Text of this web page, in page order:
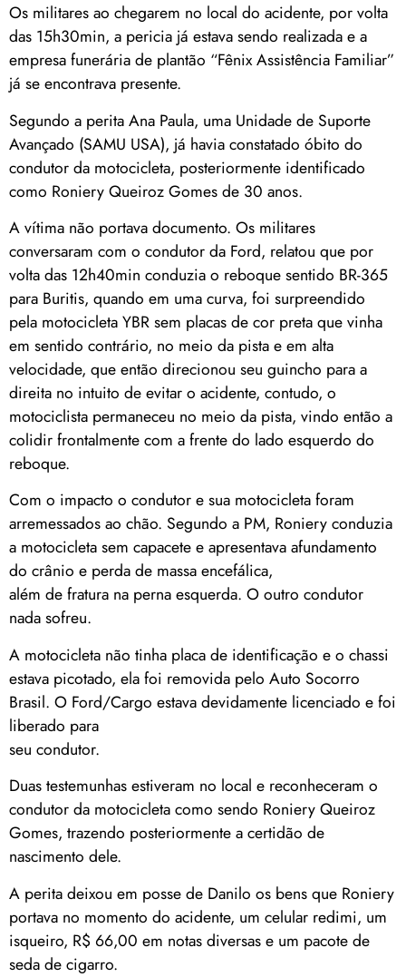
Os militares ao chegarem no local do acidente, por volta
das 15h30min, a pericia já estava sendo realizada e a
empresa funerária de plantão “Fênix Assistência Familiar”
já se encontrava presente.
Segundo a perita Ana Paula, uma Unidade de Suporte
Avançado (SAMU USA), já havia constatado óbito do
condutor da motocicleta, posteriormente identificado
como Roniery Queiroz Gomes de 30 anos.
A vítima não portava documento. Os militares
conversaram com o condutor da Ford, relatou que por
volta das 12h40min conduzia o reboque sentido BR-365
para Buritis, quando em uma curva, foi surpreendido
pela motocicleta YBR sem placas de cor preta que vinha
em sentido contrário, no meio da pista e em alta
velocidade, que então direcionou seu guincho para a
direita no intuito de evitar o acidente, contudo, o
motociclista permaneceu no meio da pista, vindo então a
colidir frontalmente com a frente do lado esquerdo do
reboque.
Com o impacto o condutor e sua motocicleta foram
arremessados ao chão. Segundo a PM, Roniery conduzia
a motocicleta sem capacete e apresentava afundamento
do crânio e perda de massa encefálica,
além de fratura na perna esquerda. O outro condutor
nada sofreu.
A motocicleta não tinha placa de identificação e o chassi
estava picotado, ela foi removida pelo Auto Socorro
Brasil. O Ford/Cargo estava devidamente licenciado e foi
liberado para
seu condutor.
Duas testemunhas estiveram no local e reconheceram o
condutor da motocicleta como sendo Roniery Queiroz
Gomes, trazendo posteriormente a certidão de
nascimento dele.
A perita deixou em posse de Danilo os bens que Roniery
portava no momento do acidente, um celular redimi, um
isqueiro, R$ 66,00 em notas diversas e um pacote de
seda de cigarro.